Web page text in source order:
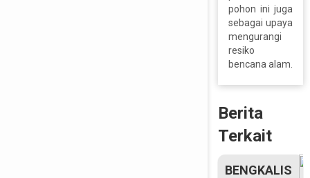
pohon ini juga
sebagai upaya
mengurangi
resiko
bencana alam.
Berita
Terkait
BENGKALIS